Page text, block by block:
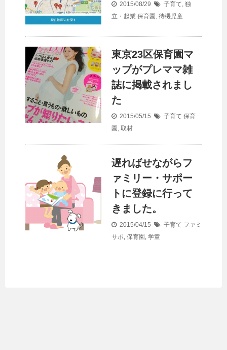
2015/08/29 子育て, 独
立・起業 保育園 , 待機児童
東京23区保育園マ
ップがプレママ雑
誌に掲載されまし
た
2015/05/15 子育て 保育
園 , 取材
遅ればせながらフ
ァミリー・サポー
トに登録に行って
きました。
2015/04/15 子育て ファミ
サポ, 保育園 , 学童